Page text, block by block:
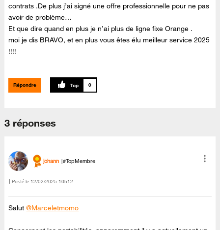
contrats .De plus j’ai signé une offre professionnelle pour ne pas
avoir de problème…
Et que dire quand en plus je n’ai plus de ligne fixe Orange .
moi je dis BRAVO, et en plus vous êtes élu meilleur service 2025
!!!!
Répondre 0
3 réponses
johann #TopMembre
Posté le ‎12/02/2025 10h12
Salut@Marceletmomo